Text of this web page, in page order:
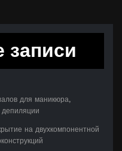
записи
для маникюра,
на двухкомпонентной